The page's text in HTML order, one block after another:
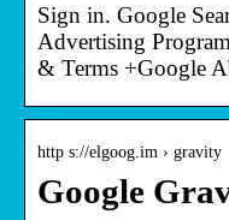
Sign in. Google
Advertising
& Terms +Google
http s://elgoog.im › gravity
Google